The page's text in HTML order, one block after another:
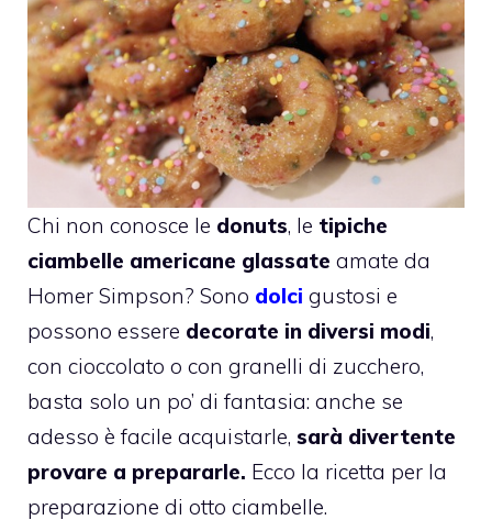
Chi non conosce le donuts, le tipiche
ciambelle americane glassate amate da
Homer Simpson? Sono dolci gustosi e
possono essere decorate in diversi modi,
con cioccolato o con granelli di zucchero,
basta solo un po’ di fantasia: anche se
adesso è facile acquistarle, sarà divertente
provare a prepararle. Ecco la ricetta per la
preparazione di otto ciambelle.